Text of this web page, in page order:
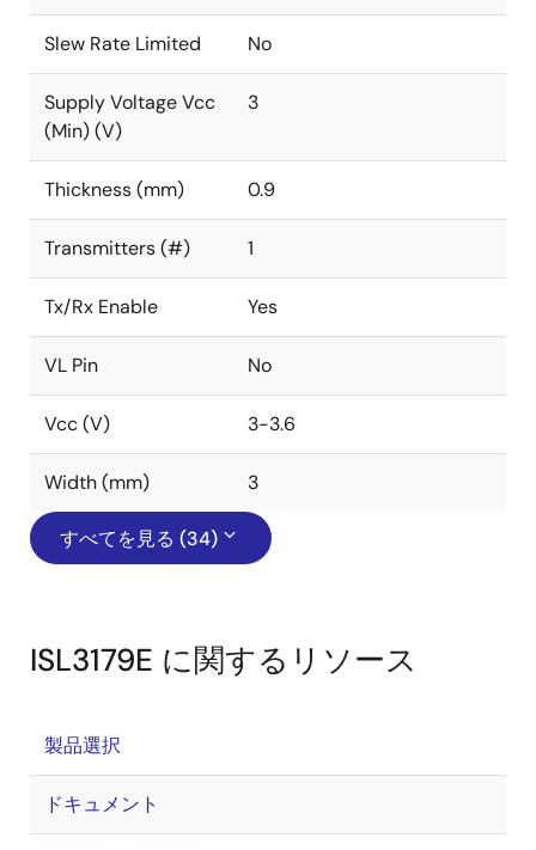
Slew Rate Limited No
Supply Voltage Vcc
(Min) (V)
3
Thickness (mm) 0.9
Transmitters (#) 1
Tx/Rx Enable Yes
VL Pin No
Vcc (V) 3-3.6
Width (mm) 3
すべてを見る (34)
ISL3179E に関するリソース
製品選択
ドキュメント